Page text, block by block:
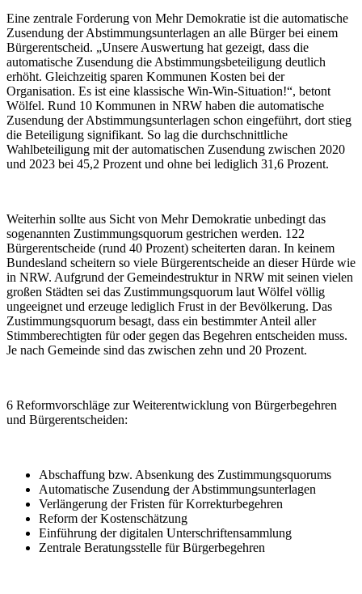
Eine zentrale Forderung von Mehr Demokratie ist die automatische
Zusendung der Abstimmungsunterlagen an alle Bürger bei einem
Bürgerentscheid. „Unsere Auswertung hat gezeigt, dass die
automatische Zusendung die Abstimmungsbeteiligung deutlich
erhöht. Gleichzeitig sparen Kommunen Kosten bei der
Organisation. Es ist eine klassische Win-Win-Situation!“, betont
Wölfel. Rund 10 Kommunen in NRW haben die automatische
Zusendung der Abstimmungsunterlagen schon eingeführt, dort stieg
die Beteiligung signifikant. So lag die durchschnittliche
Wahlbeteiligung mit der automatischen Zusendung zwischen 2020
und 2023 bei 45,2 Prozent und ohne bei lediglich 31,6 Prozent.
Weiterhin sollte aus Sicht von Mehr Demokratie unbedingt das
sogenannten Zustimmungsquorum gestrichen werden. 122
Bürgerentscheide (rund 40 Prozent) scheiterten daran. In keinem
Bundesland scheitern so viele Bürgerentscheide an dieser Hürde wie
in NRW. Aufgrund der Gemeindestruktur in NRW mit seinen vielen
großen Städten sei das Zustimmungsquorum laut Wölfel völlig
ungeeignet und erzeuge lediglich Frust in der Bevölkerung. Das
Zustimmungsquorum besagt, dass ein bestimmter Anteil aller
Stimmberechtigten für oder gegen das Begehren entscheiden muss.
Je nach Gemeinde sind das zwischen zehn und 20 Prozent.
6 Reformvorschläge zur Weiterentwicklung von Bürgerbegehren
und Bürgerentscheiden:
Abschaffung bzw. Absenkung des Zustimmungsquorums
Automatische Zusendung der Abstimmungsunterlagen
Verlängerung der Fristen für Korrekturbegehren
Reform der Kostenschätzung
Einführung der digitalen Unterschriftensammlung
Zentrale Beratungsstelle für Bürgerbegehren